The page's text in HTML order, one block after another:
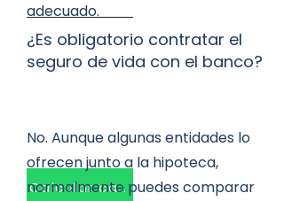
adecuado.
Calcular capital
¿Es obligatorio contratar el
seguro de vida con el banco?
No. Aunque algunas entidades lo
ofrecen junto a la hipoteca,
normalmente puedes comparar